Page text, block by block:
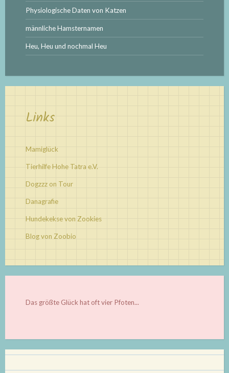
Physiologische Daten von Katzen
männliche Hamsternamen
Heu, Heu und nochmal Heu
Links
Mamiglück
Tierhilfe Hohe Tatra e.V.
Dogzzz on Tour
Danagrafie
Hundekekse von Zookies
Blog von Zoobio
Das größte Glück hat oft vier Pfoten...